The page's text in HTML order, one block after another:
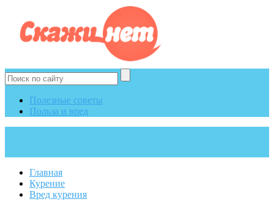
Полезные советы
Польза и вред
Главная
Курение
Вред курения